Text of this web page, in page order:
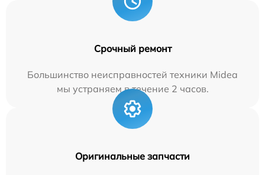
Срочный ремонт
Большинство неисправностей техники Midea
мы устраняем в течение 2 часов.
Оригинальные запчасти